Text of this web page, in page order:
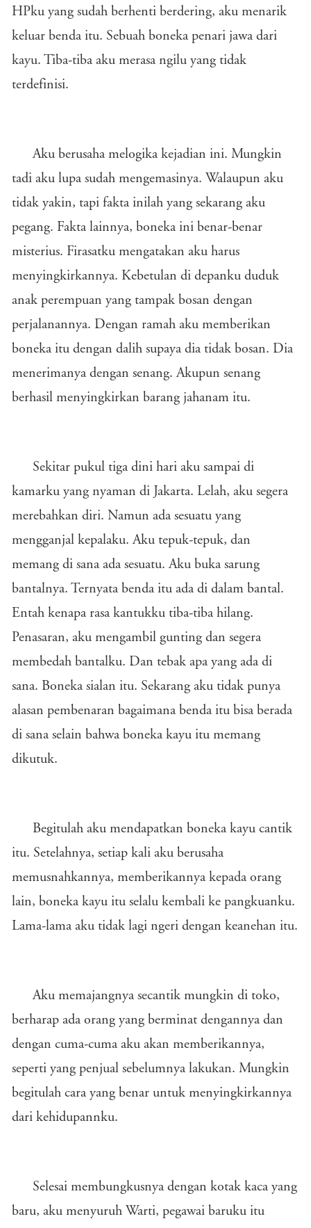
HPku yang sudah berhenti berdering, aku menarik
keluar benda itu. Sebuah boneka penari jawa dari
kayu. Tiba-tiba aku merasa ngilu yang tidak
terdefinisi.
Aku berusaha melogika kejadian ini. Mungkin
tadi aku lupa sudah mengemasinya. Walaupun aku
tidak yakin, tapi fakta inilah yang sekarang aku
pegang. Fakta lainnya, boneka ini benar-benar
misterius. Firasatku mengatakan aku harus
menyingkirkannya. Kebetulan di depanku duduk
anak perempuan yang tampak bosan dengan
perjalanannya. Dengan ramah aku memberikan
boneka itu dengan dalih supaya dia tidak bosan. Dia
menerimanya dengan senang. Akupun senang
berhasil menyingkirkan barang jahanam itu.
Sekitar pukul tiga dini hari aku sampai di
kamarku yang nyaman di Jakarta. Lelah, aku segera
merebahkan diri. Namun ada sesuatu yang
mengganjal kepalaku. Aku tepuk-tepuk, dan
memang di sana ada sesuatu. Aku buka sarung
bantalnya. Ternyata benda itu ada di dalam bantal.
Entah kenapa rasa kantukku tiba-tiba hilang.
Penasaran, aku mengambil gunting dan segera
membedah bantalku. Dan tebak apa yang ada di
sana. Boneka sialan itu. Sekarang aku tidak punya
alasan pembenaran bagaimana benda itu bisa berada
di sana selain bahwa boneka kayu itu memang
dikutuk.
Begitulah aku mendapatkan boneka kayu cantik
itu. Setelahnya, setiap kali aku berusaha
memusnahkannya, memberikannya kepada orang
lain, boneka kayu itu selalu kembali ke pangkuanku.
Lama-lama aku tidak lagi ngeri dengan keanehan itu.
Aku memajangnya secantik mungkin di toko,
berharap ada orang yang berminat dengannya dan
dengan cuma-cuma aku akan memberikannya,
seperti yang penjual sebelumnya lakukan. Mungkin
begitulah cara yang benar untuk menyingkirkannya
dari kehidupannku.
Selesai membungkusnya dengan kotak kaca yang
baru, aku menyuruh Warti, pegawai baruku itu